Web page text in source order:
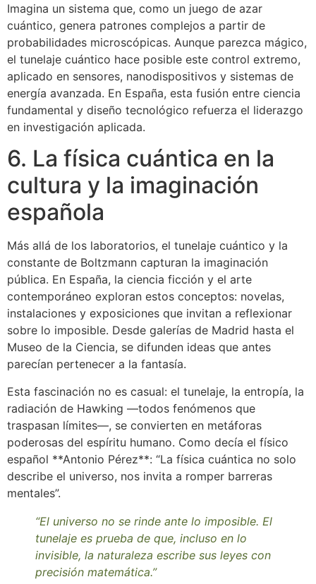
Imagina un sistema que, como un juego de azar
cuántico, genera patrones complejos a partir de
probabilidades microscópicas. Aunque parezca mágico,
el tunelaje cuántico hace posible este control extremo,
aplicado en sensores, nanodispositivos y sistemas de
energía avanzada. En España, esta fusión entre ciencia
fundamental y diseño tecnológico refuerza el liderazgo
en investigación aplicada.
6. La física cuántica en la
cultura y la imaginación
española
Más allá de los laboratorios, el tunelaje cuántico y la
constante de Boltzmann capturan la imaginación
pública. En España, la ciencia ficción y el arte
contemporáneo exploran estos conceptos: novelas,
instalaciones y exposiciones que invitan a reflexionar
sobre lo imposible. Desde galerías de Madrid hasta el
Museo de la Ciencia, se difunden ideas que antes
parecían pertenecer a la fantasía.
Esta fascinación no es casual: el tunelaje, la entropía, la
radiación de Hawking —todos fenómenos que
traspasan límites—, se convierten en metáforas
poderosas del espíritu humano. Como decía el físico
español **Antonio Pérez**: “La física cuántica no solo
describe el universo, nos invita a romper barreras
mentales”.
“El universo no se rinde ante lo imposible. El
tunelaje es prueba de que, incluso en lo
invisible, la naturaleza escribe sus leyes con
precisión matemática.”